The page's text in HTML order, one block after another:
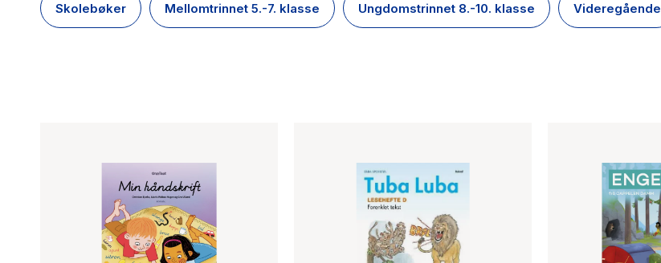
Hypopressiv trening
Skolebøker Mellomtrinnet 5.-7. klasse Ungdomstrinnet 8.-10. klasse Videregående